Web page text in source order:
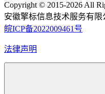
Copyright © 2015-2026 All
安徽擎标信息技术服务有限
皖ICP备2022009461号
法律声明